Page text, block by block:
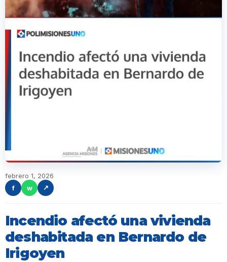
febrero 1, 2026
f
w ↗
Incendio afectó una vivienda
deshabitada en Bernardo de
Irigoyen